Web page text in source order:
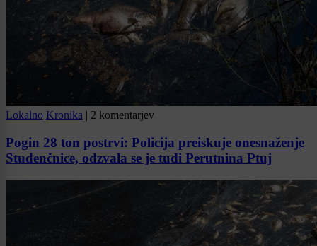
Lokalno Kronika | 2 komentarjev
Pogin 28 ton postrvi: Policija preiskuje onesnaženje
Studenčnice, odzvala se je tudi Perutnina Ptuj